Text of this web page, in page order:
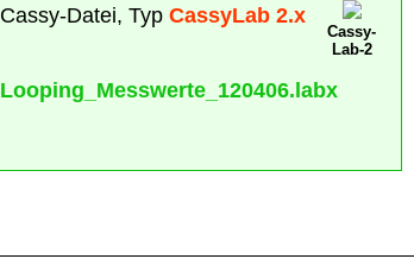
Cassy-
Lab-2
Cassy-Datei, Typ CassyLab 2.x
Looping_Messwerte_120406.labx